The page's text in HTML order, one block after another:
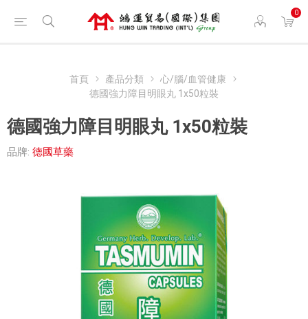
0
首頁 產品分類
心/腦/血管健康
德國強力障目明眼丸 1x50粒裝
德國強力障目明眼丸 1x50粒裝
品牌: 德國草藥